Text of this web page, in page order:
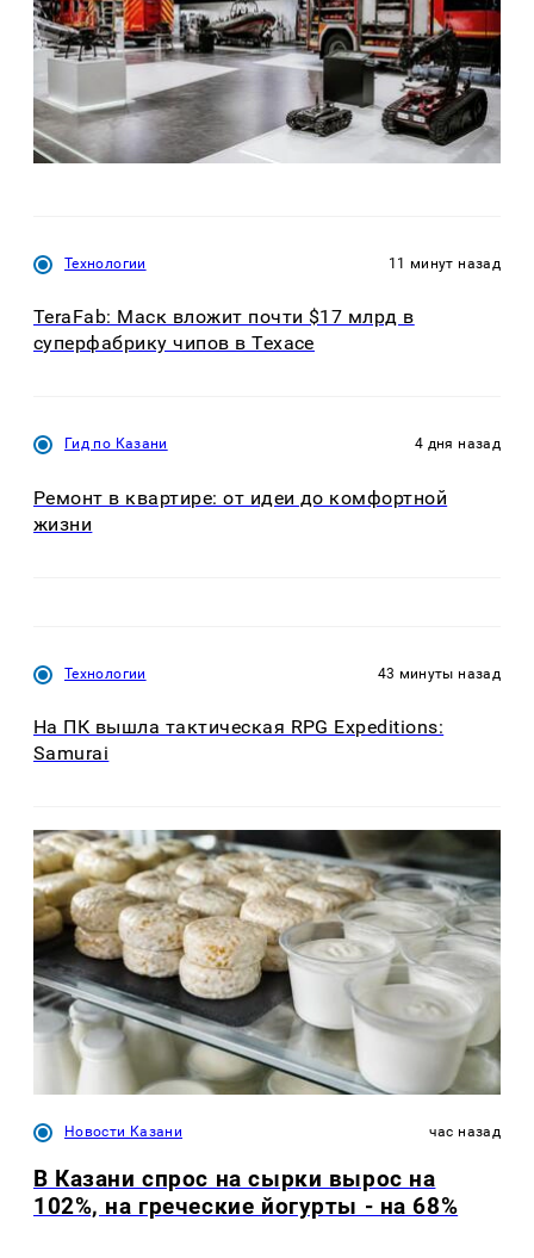
Технологии 11 минут назад
TeraFab: Маск вложит почти $17 млрд в
суперфабрику чипов в Техасе
Гид по Казани 4 дня назад
Ремонт в квартире: от идеи до комфортной
жизни
Технологии 43 минуты назад
На ПК вышла тактическая RPG Expeditions:
Samurai
Новости Казани час назад
В Казани спрос на сырки вырос на
102%, на греческие йогурты - на 68%